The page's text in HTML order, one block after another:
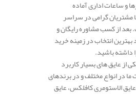
و ساعات اداری آماده
گرامی در سراسر
از کسب مشاوره رایگان و
انتخاب در زمینه خرید
داشته باشید.
از عایق های بسیار کاربرد
در انواع مختلف و در برندهای
الاستومری کافلکس، عایق